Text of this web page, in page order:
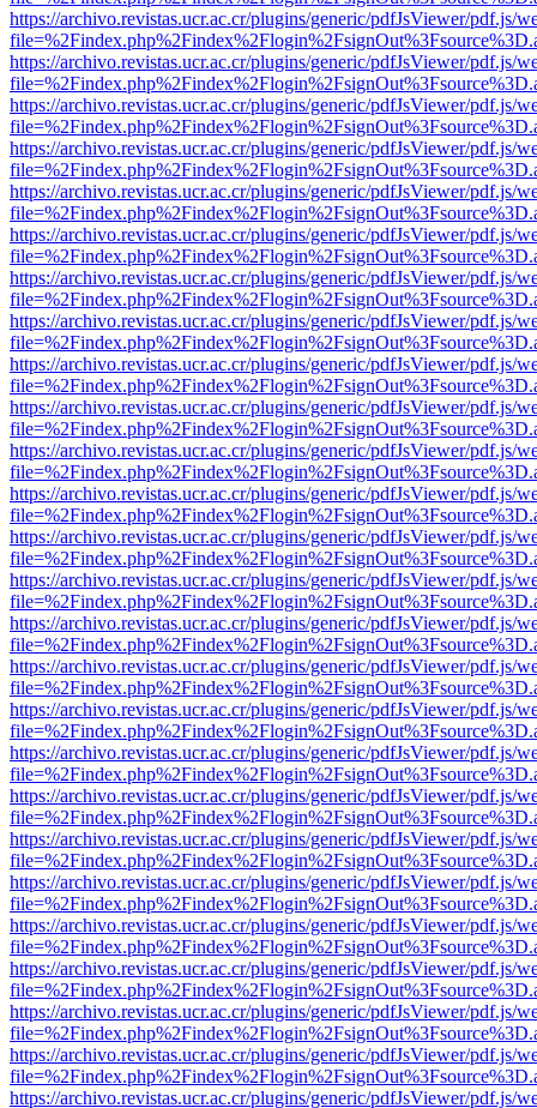
https://archivo.revistas.ucr.ac.cr/plugins/generic/pdfJsViewer/pdf.js/
https://archivo.revistas.ucr.ac.cr/plugins/generic/pdfJsViewer/pdf.js/
https://archivo.revistas.ucr.ac.cr/plugins/generic/pdfJsViewer/pdf.js/
https://archivo.revistas.ucr.ac.cr/plugins/generic/pdfJsViewer/pdf.js/
https://archivo.revistas.ucr.ac.cr/plugins/generic/pdfJsViewer/pdf.js/
https://archivo.revistas.ucr.ac.cr/plugins/generic/pdfJsViewer/pdf.js/
https://archivo.revistas.ucr.ac.cr/plugins/generic/pdfJsViewer/pdf.js/
https://archivo.revistas.ucr.ac.cr/plugins/generic/pdfJsViewer/pdf.js/
https://archivo.revistas.ucr.ac.cr/plugins/generic/pdfJsViewer/pdf.js/
https://archivo.revistas.ucr.ac.cr/plugins/generic/pdfJsViewer/pdf.js/
https://archivo.revistas.ucr.ac.cr/plugins/generic/pdfJsViewer/pdf.js/
https://archivo.revistas.ucr.ac.cr/plugins/generic/pdfJsViewer/pdf.js/
https://archivo.revistas.ucr.ac.cr/plugins/generic/pdfJsViewer/pdf.js/
https://archivo.revistas.ucr.ac.cr/plugins/generic/pdfJsViewer/pdf.js/
https://archivo.revistas.ucr.ac.cr/plugins/generic/pdfJsViewer/pdf.js/
https://archivo.revistas.ucr.ac.cr/plugins/generic/pdfJsViewer/pdf.js/
https://archivo.revistas.ucr.ac.cr/plugins/generic/pdfJsViewer/pdf.js/
https://archivo.revistas.ucr.ac.cr/plugins/generic/pdfJsViewer/pdf.js/
https://archivo.revistas.ucr.ac.cr/plugins/generic/pdfJsViewer/pdf.js/
https://archivo.revistas.ucr.ac.cr/plugins/generic/pdfJsViewer/pdf.js/
https://archivo.revistas.ucr.ac.cr/plugins/generic/pdfJsViewer/pdf.js/
https://archivo.revistas.ucr.ac.cr/plugins/generic/pdfJsViewer/pdf.js/
https://archivo.revistas.ucr.ac.cr/plugins/generic/pdfJsViewer/pdf.js/
https://archivo.revistas.ucr.ac.cr/plugins/generic/pdfJsViewer/pdf.js/
https://archivo.revistas.ucr.ac.cr/plugins/generic/pdfJsViewer/pdf.js/
https://archivo.revistas.ucr.ac.cr/plugins/generic/pdfJsViewer/pdf.js/